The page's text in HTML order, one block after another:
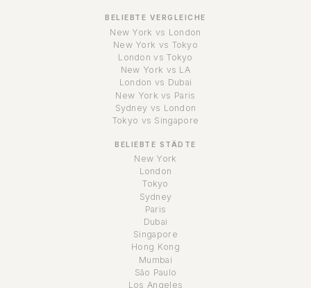
BELIEBTE VERGLEICHE
New York vs London
New York vs Tokyo
London vs Tokyo
New York vs LA
London vs Dubai
New York vs Paris
Sydney vs London
Tokyo vs Singapore
BELIEBTE STÄDTE
New York
London
Tokyo
Sydney
Paris
Dubai
Singapore
Hong Kong
Mumbai
São Paulo
Los Angeles